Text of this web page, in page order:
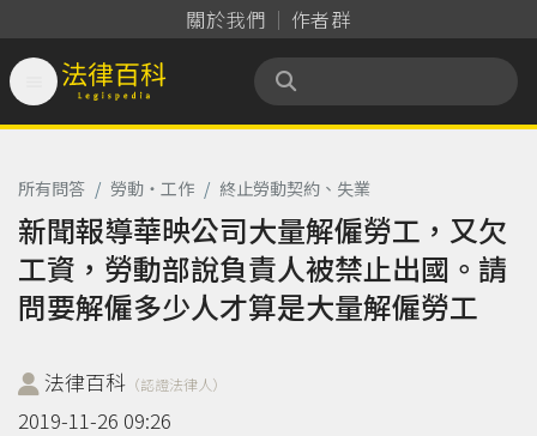
關於我們 作者群
法律百科 Legispedia
所有問答 / 勞動‧工作 / 終止勞動契約、失業
新聞報導華映公司大量解僱勞工，又欠
工資，勞動部說負責人被禁止出國。請
問要解僱多少人才算是大量解僱勞工
法律百科 （認證法律人）
2019-11-26 09:26